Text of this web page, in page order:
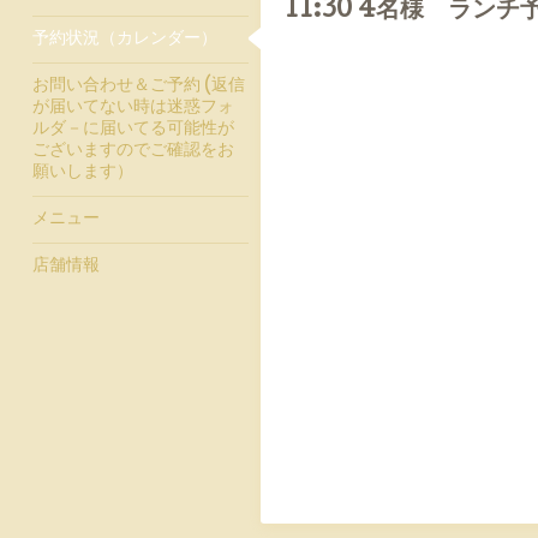
11:30 4名様 ランチ
予約状況（カレンダー）
お問い合わせ＆ご予約 (返信
が届いてない時は迷惑フォ
ルダ－に届いてる可能性が
ございますのでご確認をお
願いします）
メニュー
店舗情報